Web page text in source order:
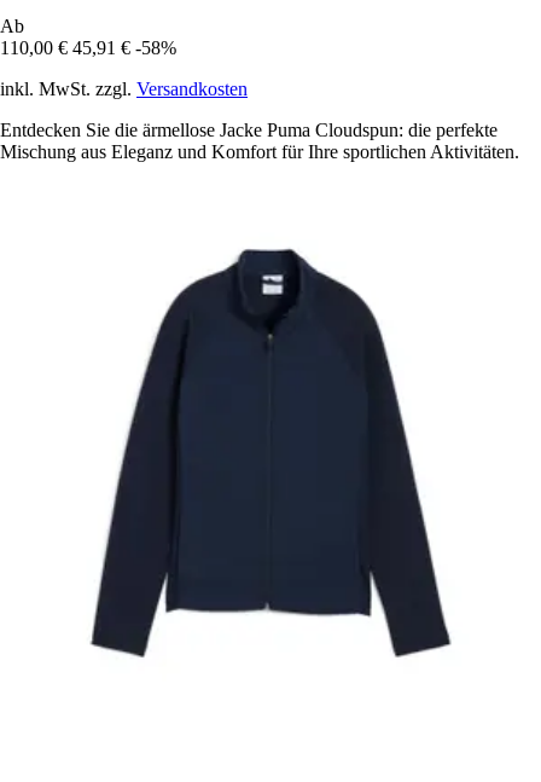
Ab
110,00 € 45,91 € -58%
inkl. MwSt. zzgl. Versandkosten
Entdecken Sie die ärmellose Jacke Puma Cloudspun: die perfekte
Mischung aus Eleganz und Komfort für Ihre sportlichen Aktivitäten.